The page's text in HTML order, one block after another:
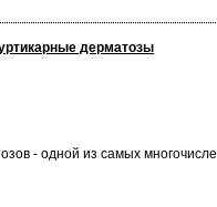
дерматозы
- одной из самых